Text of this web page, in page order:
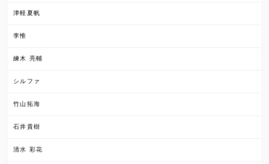
津軽夏帆
李惟
練木 亮輔
シルファ
竹山拓海
石井貴樹
清水 彩花